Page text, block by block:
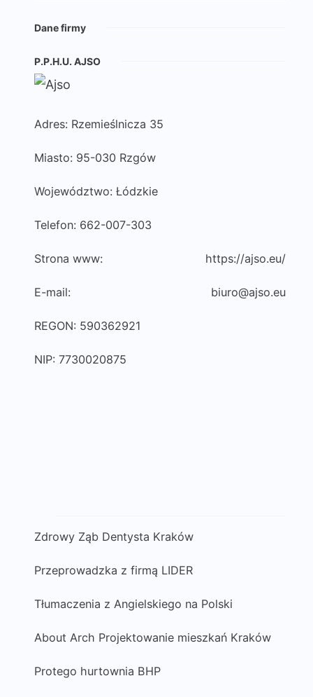
Dane firmy
P.P.H.U. AJSO
Adres: Rzemieślnicza 35
Miasto: 95-030 Rzgów
Województwo: Łódzkie
Telefon: 662-007-303
Strona www: https://ajso.eu/
E-mail: biuro@ajso.eu
REGON: 590362921
NIP: 7730020875
Zdrowy Ząb Dentysta Kraków
Przeprowadzka z firmą LIDER
Tłumaczenia z Angielskiego na Polski
About Arch Projektowanie mieszkań Kraków
Protego hurtownia BHP